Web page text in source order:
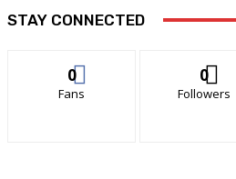
STAY CONNECTED
0
Fans
0
Followers